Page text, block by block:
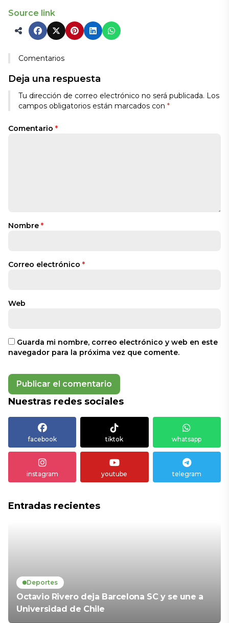
Source link
Comentarios
Deja una respuesta
Tu dirección de correo electrónico no será publicada. Los
campos obligatorios están marcados con *
Comentario *
Nombre *
Correo electrónico *
Web
Guarda mi nombre, correo electrónico y web en este
navegador para la próxima vez que comente.
Nuestras redes sociales
facebook tiktok whatsapp
instagram youtube telegram
Entradas recientes
Deportes
Octavio Rivero deja Barcelona SC y se une a
Universidad de Chile